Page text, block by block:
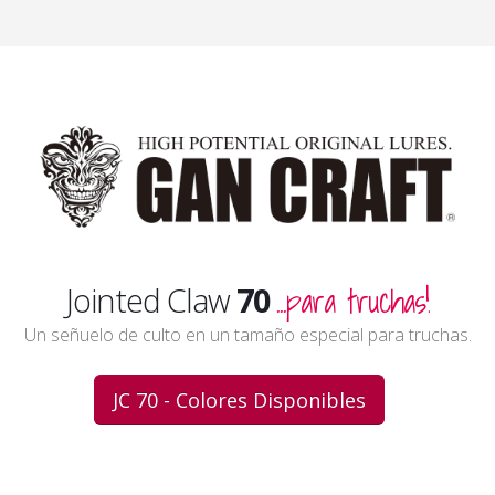
Jointed Claw70...para truchas!
Un señuelo de culto en un tamaño especial para truchas.
JC 70 - Colores Disponibles